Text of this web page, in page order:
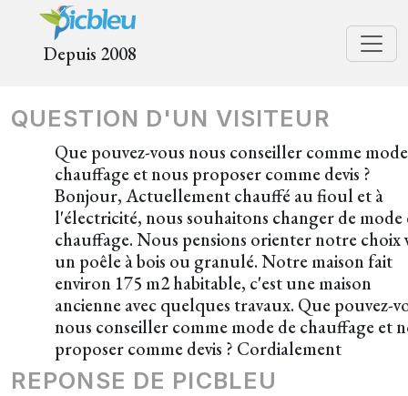
Depuis 2008
QUESTION D'UN VISITEUR
Que pouvez-vous nous conseiller comme
chauffage et nous proposer comme devis ?
Bonjour, Actuellement chauffé au fioul et à
l'électricité, nous souhaitons changer de mode
chauffage. Nous pensions orienter notre choix
un poêle à bois ou granulé. Notre maison fait
environ 175 m2 habitable, c'est une maison
ancienne avec quelques travaux. Que pouvez-
nous conseiller comme mode de chauffage et
proposer comme devis ? Cordialement
REPONSE DE PICBLEU